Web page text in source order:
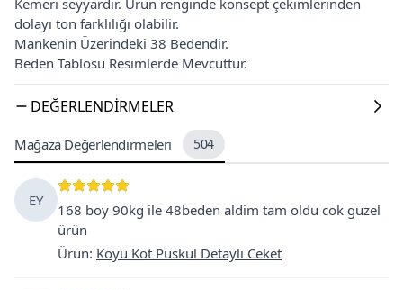
dolayı ton farklılığı olabilir.
Mankenin Üzerindeki 38 Bedendir.
Beden Tablosu Resimlerde Mevcuttur.
DEĞERLENDIRMELER
Mağaza Değerlendirmeleri 504
EY
168 boy 90kg ile 48beden aldim tam oldu cok guzel
ürün
Ürün: Koyu Kot Püskül Detaylı Ceket